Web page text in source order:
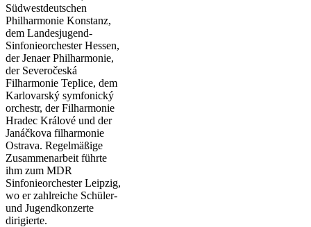
Südwestdeutschen
Philharmonie Konstanz,
dem Landesjugend-
Sinfonieorchester Hessen,
der Jenaer Philharmonie,
der Severočeská
Filharmonie Teplice, dem
Karlovarský symfonický
orchestr, der Filharmonie
Hradec Králové und der
Janáčkova filharmonie
Ostrava. Regelmäßige
Zusammenarbeit führte
ihm zum MDR
Sinfonieorchester Leipzig,
wo er zahlreiche Schüler-
und Jugendkonzerte
dirigierte.